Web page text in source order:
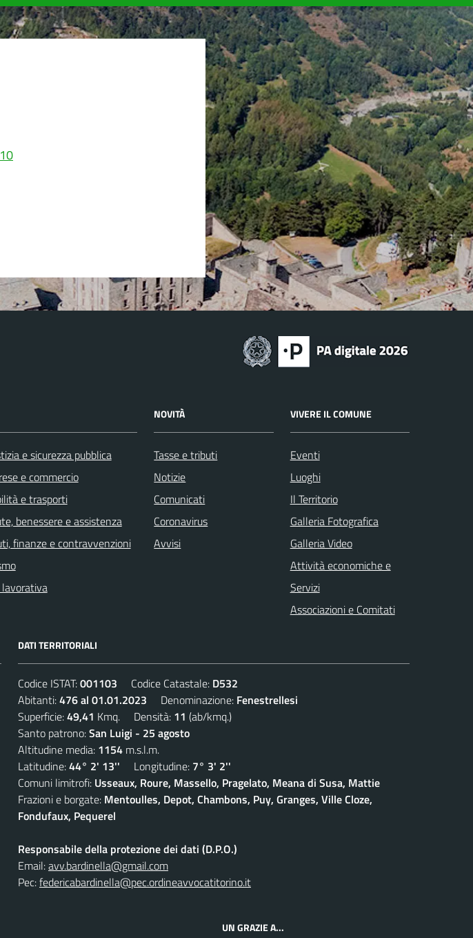
e sicurezza pubblica
e commercio
e trasporti
benessere e assistenza
finanze e contravvenzioni
NOVITÀ
Tasse e tributi
Notizie
Comunicati
Coronavirus
Avvisi
VIVERE IL COMUNE
Eventi
Luoghi
Il Territorio
Galleria Fotografica
Galleria Video
Attività economiche e
Servizi
Associazioni e Comitati
DATI TERRITORIALI
Codice ISTAT:001103 Codice Catastale: D532
Abitanti:476 al 01.01.2023 Denominazione: Fenestrellesi
Superficie:49,41 Kmq. Densità: 11 (ab/kmq.)
Santo patrono:San Luigi - 25 agosto
Altitudine media: 1154 m.s.l.m.
Latitudine:44° 2' 13'' Longitudine: 7° 3' 2''
Comuni limitrofi: Usseaux, Roure, Massello, Pragelato, Meana di Susa, Mattie
Frazioni e borgate: Mentoulles, Depot, Chambons, Puy, Granges, Ville Cloze,
Fondufaux, Pequerel
Responsabile della protezione dei dati (D.P.O.)
Email:avv.bardinella@gmail.com
Pec:federicabardinella@pec.ordineavvocatitorino.it
UN GRAZIE A...